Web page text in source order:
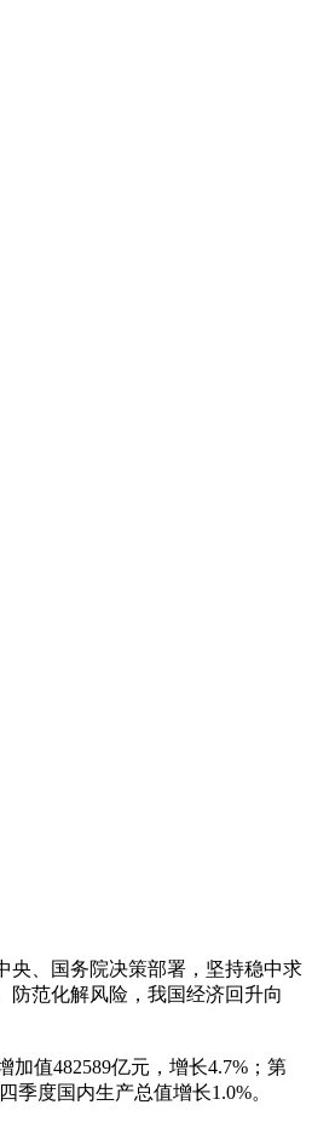
、国务院决策部署，坚持稳中求
防范化解风险，我国经济回升向
加值482589亿元，增长4.7%；第
季度国内生产总值增长1.0%。